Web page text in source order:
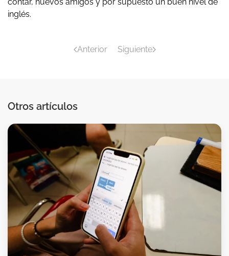
inglés.
Anterior Siguiente
Otros artículos